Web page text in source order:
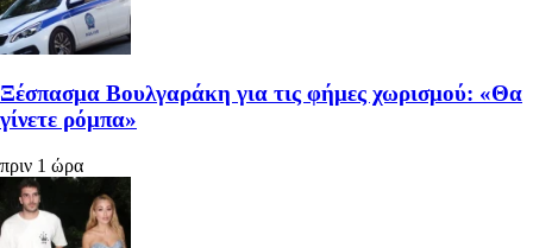
Ξέσπασμα Βουλγαράκη για τις φήμες χωρισμού: «Θα
γίνετε ρόμπα»
πριν 1 ώρα